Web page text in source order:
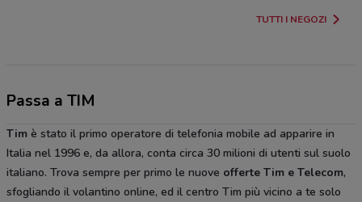
TUTTI I NEGOZI
Passa a TIM
Tim è stato il primo operatore di telefonia mobile ad apparire in
Italia nel 1996 e, da allora, conta circa 30 milioni di utenti sul suolo
italiano. Trova sempre per primo le nuove offerte Tim e Telecom,
sfogliando il volantino online, ed il centro Tim più vicino a te solo